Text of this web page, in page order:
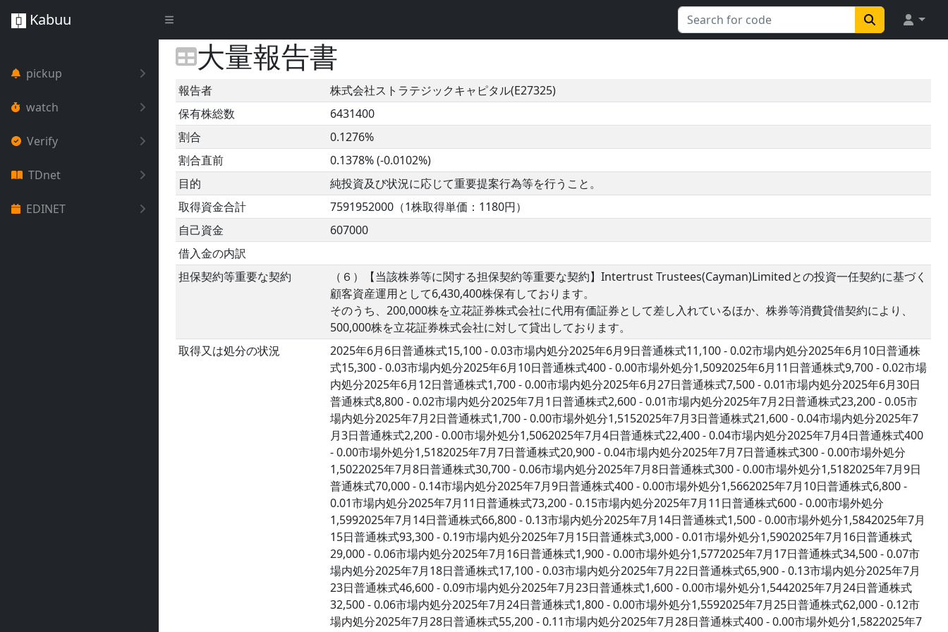
Kabuu
pickup
watch
Verify
TDnet
EDINET
大量報告書
報告者
株式会社ストラテジックキャピタル(E27325)
保有株総数
6431400
割合
0.1276%
割合直前
0.1378% (-0.0102%)
目的
純投資及び状況に応じて重要提案行為等を行うこと。
取得資金合計
7591952000（1株取得単価：1180円）
自己資金
607000
借入金の内訳
担保契約等重要な契約
（６）【当該株券等に関する担保契約等重要な契約】Intertrust Trustees(Cayman)Limitedとの投資一任契約に基づく
顧客資産運用として6,430,400株保有しております。
そのうち、200,000株を立花証券株式会社に代用有価証券として差し入れているほか、株券等消費貸借契約により、
500,000株を立花証券株式会社に対して貸出しております。
取得又は処分の状況
2025年6月6日普通株式15,100 - 0.03市場内処分2025年6月9日普通株式11,100 - 0.02市場内処分2025年6月10日普通株
式15,300 - 0.03市場内処分2025年6月10日普通株式400 - 0.00市場外処分1,5092025年6月11日普通株式9,700 - 0.02市場
内処分2025年6月12日普通株式1,700 - 0.00市場内処分2025年6月27日普通株式7,500 - 0.01市場内処分2025年6月30日
普通株式8,800 - 0.02市場内処分2025年7月1日普通株式2,600 - 0.01市場内処分2025年7月2日普通株式23,200 - 0.05市
場内処分2025年7月2日普通株式1,700 - 0.00市場外処分1,5152025年7月3日普通株式21,600 - 0.04市場内処分2025年7
月3日普通株式2,200 - 0.00市場外処分1,5062025年7月4日普通株式22,400 - 0.04市場内処分2025年7月4日普通株式400
- 0.00市場外処分1,5182025年7月7日普通株式20,900 - 0.04市場内処分2025年7月7日普通株式300 - 0.00市場外処分
1,5022025年7月8日普通株式30,700 - 0.06市場内処分2025年7月8日普通株式300 - 0.00市場外処分1,5182025年7月9日
普通株式70,000 - 0.14市場内処分2025年7月9日普通株式400 - 0.00市場外処分1,5662025年7月10日普通株式6,800 -
0.01市場内処分2025年7月11日普通株式73,200 - 0.15市場内処分2025年7月11日普通株式600 - 0.00市場外処分
1,5992025年7月14日普通株式66,800 - 0.13市場内処分2025年7月14日普通株式1,500 - 0.00市場外処分1,5842025年7月
15日普通株式93,300 - 0.19市場内処分2025年7月15日普通株式3,000 - 0.01市場外処分1,5902025年7月16日普通株式
29,000 - 0.06市場内処分2025年7月16日普通株式1,900 - 0.00市場外処分1,5772025年7月17日普通株式34,500 - 0.07市
場内処分2025年7月18日普通株式17,100 - 0.03市場内処分2025年7月22日普通株式65,900 - 0.13市場内処分2025年7月
23日普通株式46,600 - 0.09市場内処分2025年7月23日普通株式1,600 - 0.00市場外処分1,5442025年7月24日普通株式
32,500 - 0.06市場内処分2025年7月24日普通株式1,800 - 0.00市場外処分1,5592025年7月25日普通株式62,000 - 0.12市
場内処分2025年7月28日普通株式55,200 - 0.11市場内処分2025年7月28日普通株式400 - 0.00市場外処分1,5822025年7